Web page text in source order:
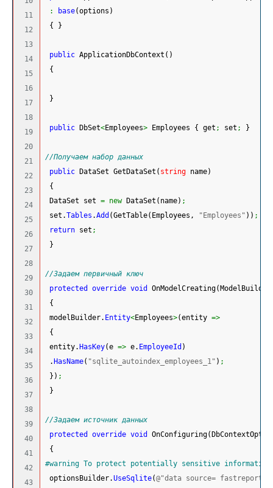
11
12
13
14
15
16
17
18
19
20
21
22
23
24
25
26
27
28
29
30
31
32
33
34
35
36
37
38
39
40
41
42
43
:
base(options )
{
}
public ApplicationDbContext ( )
{
}
public DbSet<Employees> Employees { get ; set ; }
//Получаем набор данных
public DataSet GetDataSet ( string name)
{
DataSet set = new DataSet ( name) ;
set.Tables .Add (GetTable( Employees, "Employees" ) ) ;
return set ;
}
//Задаем первичный ключ
protected
override void OnModelCreating(
{
modelBuilder. Entity<Employees>(entity =>
{
entity. HasKey(e => e. EmployeeId )
. HasName( "sqlite_autoindex_employees_1" ) ;
} ) ;
}
//Задаем источник данных
protected
override void OnConfiguring(
{
#warning To protect potentially sensitive
optionsBuilder.UseSqlite(@"data source=